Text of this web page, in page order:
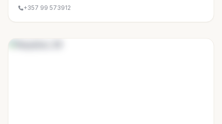
+357 99 573912